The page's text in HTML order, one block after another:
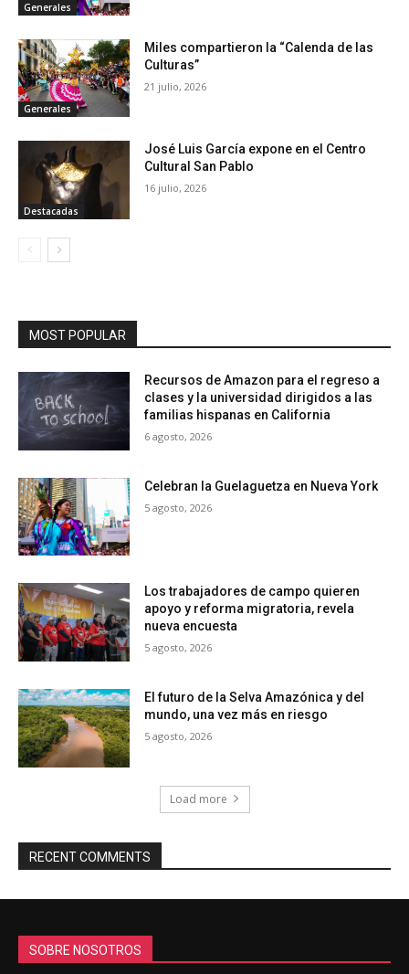
Generales
Generales
Miles compartieron la “Calenda de las
Culturas”
21 julio, 2026
Destacadas
José Luis García expone en el Centro
Cultural San Pablo
16 julio, 2026
MOST POPULAR
Recursos de Amazon para el regreso a
clases y la universidad dirigidos a las
familias hispanas en California
6 agosto, 2026
Celebran la Guelaguetza en Nueva York
5 agosto, 2026
Los trabajadores de campo quieren
apoyo y reforma migratoria, revela
nueva encuesta
5 agosto, 2026
El futuro de la Selva Amazónica y del
mundo, una vez más en riesgo
5 agosto, 2026
Load more
RECENT COMMENTS
SOBRE NOSOTROS